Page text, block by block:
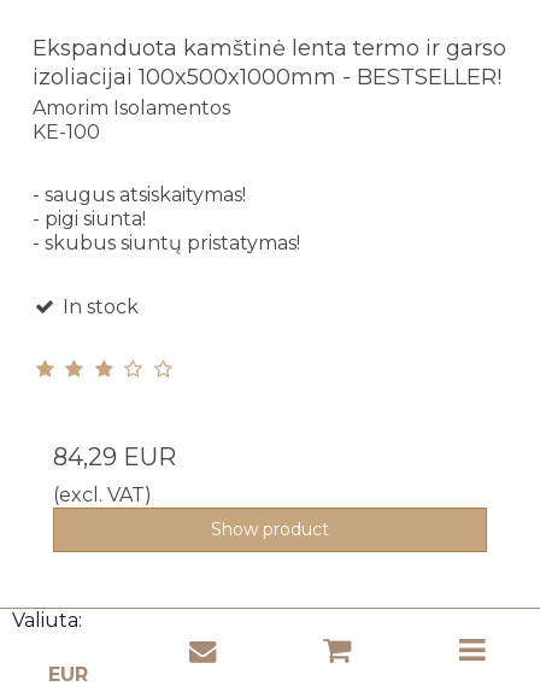
Valiuta:
Ekspanduota kamštinė lenta termo ir garso
izoliacijai 100x500x1000mm - BESTSELLER!
Amorim Isolamentos
KE-100
- saugus atsiskaitymas!
- pigi siunta!
- skubus siuntų pristatymas!
In stock
84,29 EUR
(excl. VAT)
Show product